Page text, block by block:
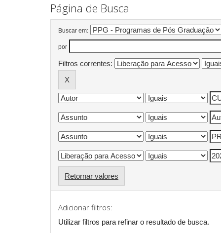
Página de Busca
Buscar em:
por
Filtros correntes:
Retornar valores
Adicionar filtros:
Utilizar filtros para refinar o resultado de busca.